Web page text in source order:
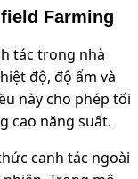
Farming
tác trong nhà
độ, độ ẩm và
này cho phép tối
cao năng suất.
canh tác ngoài